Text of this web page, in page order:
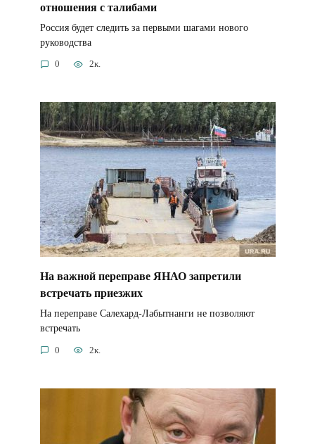
отношения с талибами
Россия будет следить за первыми шагами нового
руководства
0 2к.
На важной переправе ЯНАО запретили
встречать приезжих
На переправе Салехард-Лабытнанги не позволяют
встречать
0 2к.